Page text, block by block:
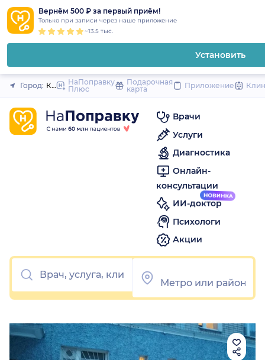
Вернём 500 ₽ за первый приём!
Только при записи через наше приложение
~13.5 тыс.
Установить
Закрыть
Город: КазаньНаПоправку
Плюс
Подарочная
карта
Приложение
Врачи
Услуги
Диагностика
Онлайн-
консультации
ИИ-доктор
Психологи
Акции